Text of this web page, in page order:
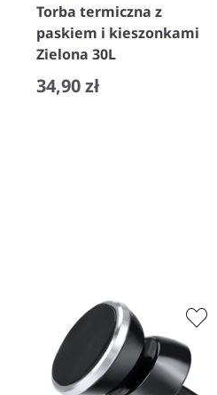
Torba termiczna z
paskiem i kieszonkami
Zielona 30L
34,90 zł